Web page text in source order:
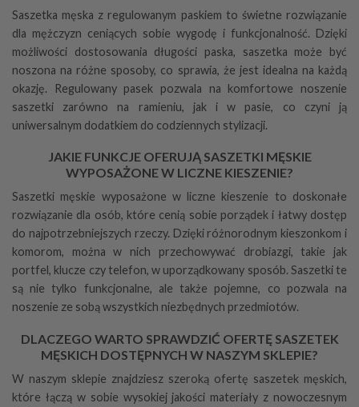
Saszetka męska z regulowanym paskiem to świetne rozwiązanie
dla mężczyzn ceniących sobie wygodę i funkcjonalność. Dzięki
możliwości dostosowania długości paska, saszetka może być
noszona na różne sposoby, co sprawia, że jest idealna na każdą
okazję. Regulowany pasek pozwala na komfortowe noszenie
saszetki zarówno na ramieniu, jak i w pasie, co czyni ją
uniwersalnym dodatkiem do codziennych stylizacji.
JAKIE FUNKCJE OFERUJĄ SASZETKI MĘSKIE
WYPOSAŻONE W LICZNE KIESZENIE?
Saszetki męskie wyposażone w liczne kieszenie to doskonałe
rozwiązanie dla osób, które cenią sobie porządek i łatwy dostęp
do najpotrzebniejszych rzeczy. Dzięki różnorodnym kieszonkom i
komorom, można w nich przechowywać drobiazgi, takie jak
portfel, klucze czy telefon, w uporządkowany sposób. Saszetki te
są nie tylko funkcjonalne, ale także pojemne, co pozwala na
noszenie ze sobą wszystkich niezbędnych przedmiotów.
DLACZEGO WARTO SPRAWDZIĆ OFERTĘ SASZETEK
MĘSKICH DOSTĘPNYCH W NASZYM SKLEPIE?
W naszym sklepie znajdziesz szeroką ofertę saszetek męskich,
które łączą w sobie wysokiej jakości materiały z nowoczesnym